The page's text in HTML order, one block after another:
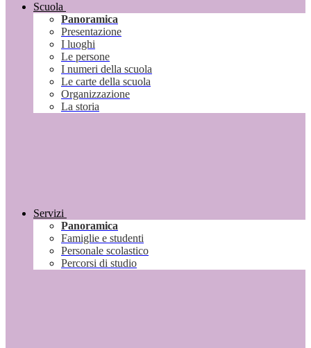
Scuola
Panoramica
Presentazione
I luoghi
Le persone
I numeri della scuola
Le carte della scuola
Organizzazione
La storia
Servizi
Panoramica
Famiglie e studenti
Personale scolastico
Percorsi di studio